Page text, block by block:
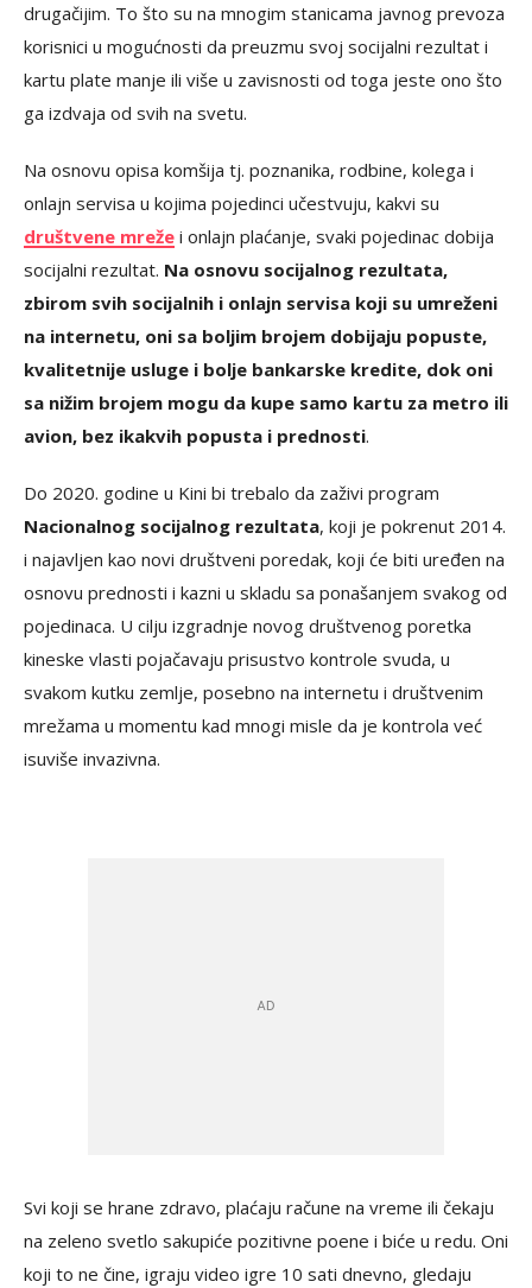
drugačijim. To što su na mnogim stanicama javnog prevoza
korisnici u mogućnosti da preuzmu svoj socijalni rezultat i
kartu plate manje ili više u zavisnosti od toga jeste ono što
ga izdvaja od svih na svetu.
Na osnovu opisa komšija tj. poznanika, rodbine, kolega i
onlajn servisa u kojima pojedinci učestvuju, kakvi su
društvene mreže i onlajn plaćanje, svaki pojedinac dobija
socijalni rezultat. Na osnovu socijalnog rezultata,
zbirom svih socijalnih i onlajn servisa koji su umreženi
na internetu, oni sa boljim brojem dobijaju popuste,
kvalitetnije usluge i bolje bankarske kredite, dok oni
sa nižim brojem mogu da kupe samo kartu za metro ili
avion, bez ikakvih popusta i prednosti.
Do 2020. godine u Kini bi trebalo da zaživi program
Nacionalnog socijalnog rezultata, koji je pokrenut 2014.
i najavljen kao novi društveni poredak, koji će biti uređen na
osnovu prednosti i kazni u skladu sa ponašanjem svakog od
pojedinaca. U cilju izgradnje novog društvenog poretka
kineske vlasti pojačavaju prisustvo kontrole svuda, u
svakom kutku zemlje, posebno na internetu i društvenim
mrežama u momentu kad mnogi misle da je kontrola već
isuviše invazivna.
Svi koji se hrane zdravo, plaćaju račune na vreme ili čekaju
na zeleno svetlo sakupiće pozitivne poene i biće u redu. Oni
koji to ne čine, igraju video igre 10 sati dnevno, gledaju